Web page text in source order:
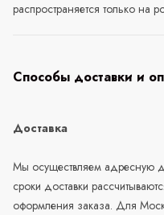
распространяется только на
Способы доставки и
Доставка
Мы осуществляем адресную
сроки доставки
оформления заказа. Для